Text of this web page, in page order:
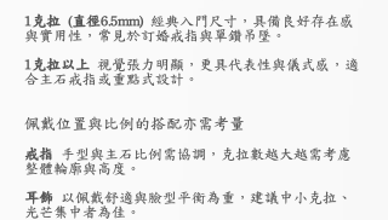
1克拉 (直徑6.5mm) 經典入門尺寸，具備良好存在感
與實用性，常見於訂婚戒指與單鑽吊墜。
1克拉以上 視覺張力明顯，更具代表性與儀式感，適
合主石戒指或重點式設計。
佩戴位置與比例的搭配亦需考量
戒指 手型與主石比例需協調，克拉數越大越需考慮
整體輪廓與高度。
耳飾 以佩戴舒適與臉型平衡為重，建議中小克拉、
光芒集中者為佳。